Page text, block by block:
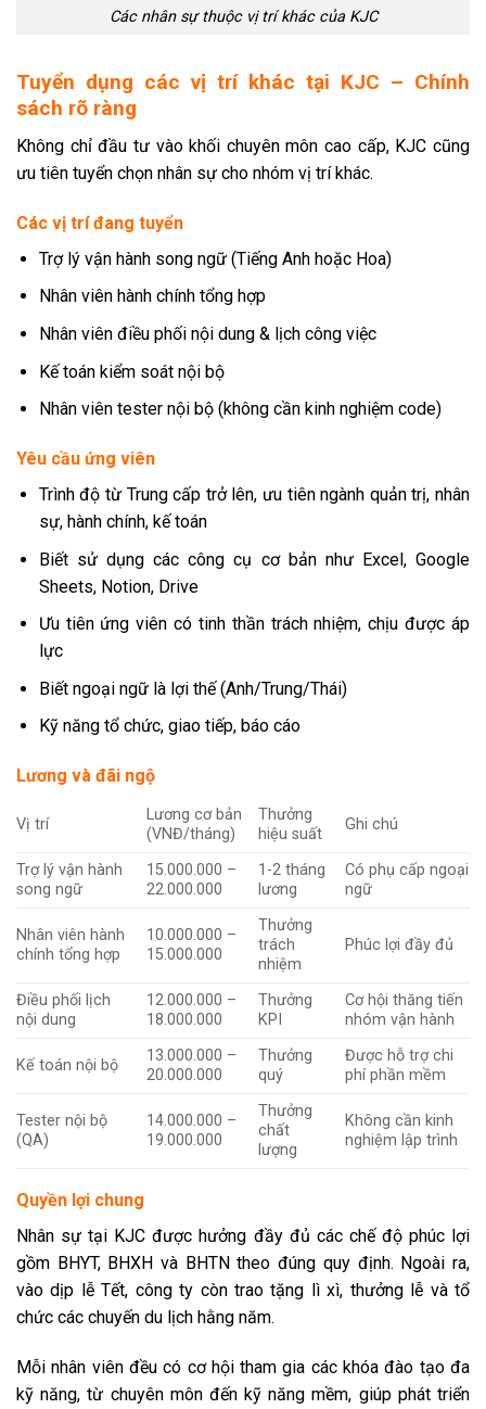
Các nhân sự thuộc vị trí khác của KJC
Tuyển dụng các vị trí khác tại KJC – Chính
sách rõ ràng
Không chỉ đầu tư vào khối chuyên môn cao cấp, KJC cũng
ưu tiên tuyển chọn nhân sự cho nhóm vị trí khác.
Các vị trí đang tuyển
Trợ lý vận hành song ngữ (Tiếng Anh hoặc Hoa)
Nhân viên hành chính tổng hợp
Nhân viên điều phối nội dung & lịch công việc
Kế toán kiểm soát nội bộ
Nhân viên tester nội bộ (không cần kinh nghiệm code)
Yêu cầu ứng viên
Trình độ từ Trung cấp trở lên, ưu tiên ngành quản trị, nhân
sự, hành chính, kế toán
Biết sử dụng các công cụ cơ bản như Excel, Google
Sheets, Notion, Drive
Ưu tiên ứng viên có tinh thần trách nhiệm, chịu được áp
lực
Biết ngoại ngữ là lợi thế (Anh/Trung/Thái)
Kỹ năng tổ chức, giao tiếp, báo cáo
Lương và đãi ngộ
Vị trí
Lương cơ bản
(VNĐ/tháng)
Thưởng
hiệu suất
Ghi chú
Trợ lý vận hành
song ngữ
15.000.000 –
22.000.000
1-2 tháng
lương
Có phụ cấp ngoại
ngữ
Nhân viên hành
chính tổng hợp
10.000.000 –
15.000.000
Thưởng
trách
nhiệm
Phúc lợi đầy đủ
Điều phối lịch
nội dung
12.000.000 –
18.000.000
Thưởng
KPI
Cơ hội thăng tiến
nhóm vận hành
Kế toán nội bộ
13.000.000 –
20.000.000
Thưởng
quý
Được hỗ trợ chi
phí phần mềm
Tester nội bộ
(QA)
14.000.000 –
19.000.000
Thưởng
chất
lượng
Không cần kinh
nghiệm lập trình
Quyền lợi chung
Nhân sự tại KJC được hưởng đầy đủ các chế độ phúc lợi
gồm BHYT, BHXH và BHTN theo đúng quy định. Ngoài ra,
vào dịp lễ Tết, công ty còn trao tặng lì xì, thưởng lễ và tổ
chức các chuyến du lịch hằng năm.
Mỗi nhân viên đều có cơ hội tham gia các khóa đào tạo đa
kỹ năng, từ chuyên môn đến kỹ năng mềm, giúp phát triển